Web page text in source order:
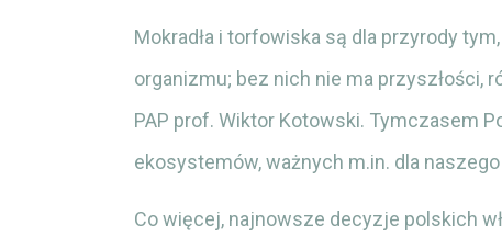
Mokradła i torfowiska są dla przyrody
organizmu; bez nich nie ma przyszłości,
PAP prof. Wiktor Kotowski. Tymczasem
ekosystemów, ważnych m.in. dla
Co więcej, najnowsze decyzje polskich